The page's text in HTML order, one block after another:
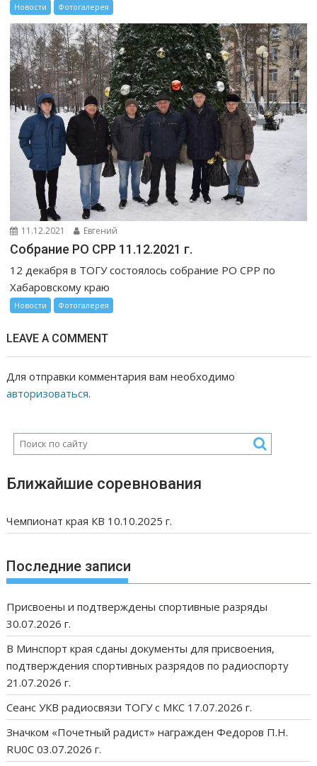
Новости Фотогалерея
11.12.2021 Евгений
Собрание РО СРР 11.12.2021 г.
12 декабря в ТОГУ состоялось собрание РО СРР по
Хабаровскому краю
Новости Фотогалерея
LEAVE A COMMENT
Для отправки комментария вам необходимо
авторизоваться.
Ближайшие соревнования
Чемпионат края КВ 10.10.2025 г.
Последние записи
Присвоены и подтверждены спортивные разряды
30.07.2026 г.
В Минспорт края сданы документы для присвоения,
подтверждения спортивных разрядов по радиоспорту
21.07.2026 г.
Сеанс УКВ радиосвязи ТОГУ с МКС 17.07.2026 г.
Значком «Почетный радист» награжден Федоров П.Н.
RU0C 03.07.2026 г.